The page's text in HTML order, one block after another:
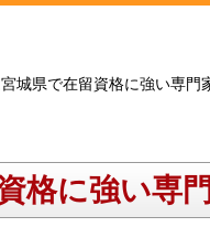
城県で在留資格に強い専門
格に強い専